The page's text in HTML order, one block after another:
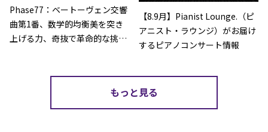
Phase77：ベートーヴェン交響
曲第1番、数学的均衡美を突き
上げる力、奇抜で革命的な挑戦
【8.9月】Pianist Lounge.（ピ
アニスト・ラウンジ）がお届け
するピアノコンサート情報
もっと見る